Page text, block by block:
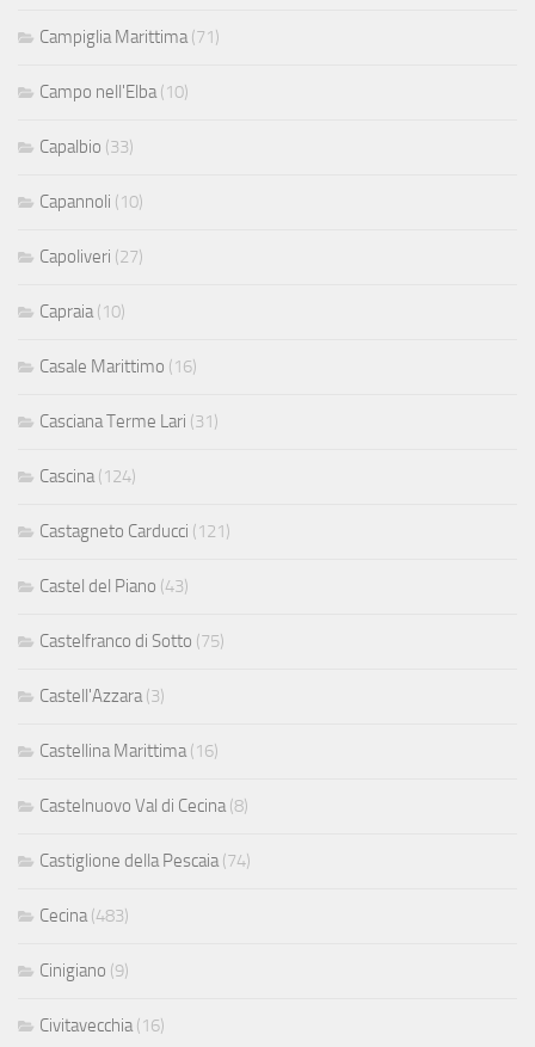
Campiglia Marittima (71)
Campo nell'Elba (10)
Capalbio (33)
Capannoli (10)
Capoliveri (27)
Capraia (10)
Casale Marittimo (16)
Casciana Terme Lari (31)
Cascina (124)
Castagneto Carducci (121)
Castel del Piano (43)
Castelfranco di Sotto (75)
Castell'Azzara (3)
Castellina Marittima (16)
Castelnuovo Val di Cecina (8)
Castiglione della Pescaia (74)
Cecina (483)
Cinigiano (9)
Civitavecchia (16)